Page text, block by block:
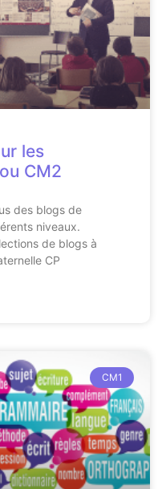
les
CM2
des blogs de
niveaux.
de blogs à
CP
CM1